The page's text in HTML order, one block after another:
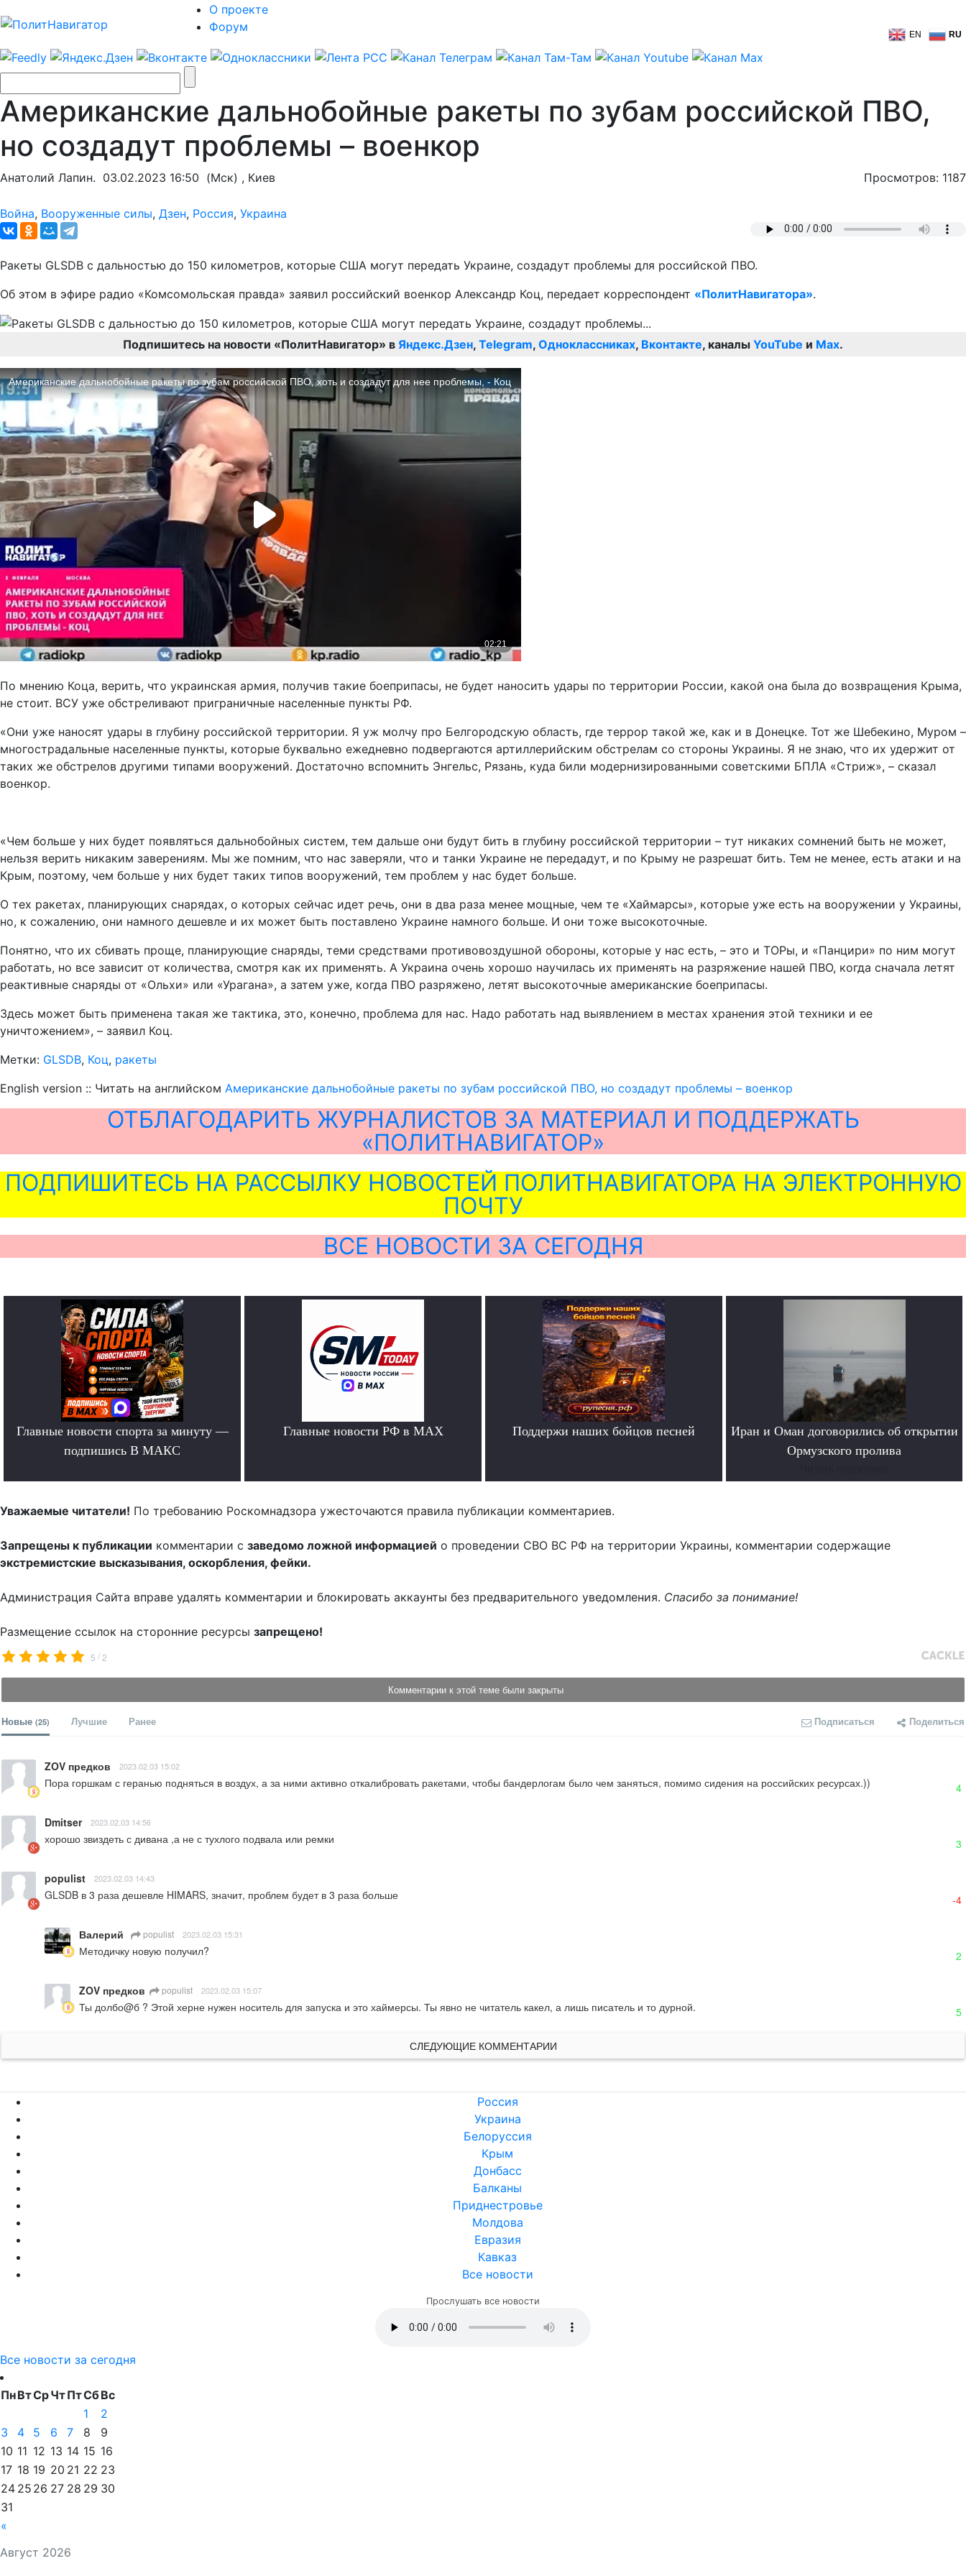
О проекте
Форум
EN RU
Американские дальнобойные ракеты по зубам российской ПВО,
но создадут проблемы – военкор
Анатолий Лапин. 03.02.2023 16:50 (Мск) , Киев Просмотров: 1187
Война, Вооруженные силы, Дзен, Россия, Украина
Ракеты GLSDB с дальностью до 150 километров, которые США могут передать Украине, создадут проблемы для российской ПВО.
Об этом в эфире радио «Комсомольская правда» заявил российский военкор Александр Коц, передает корреспондент «ПолитНавигатора».
Подпишитесь на новости «ПолитНавигатор» в Яндекс.Дзен, Telegram, Одноклассниках, Вконтакте, каналы YouTube и Max.
По мнению Коца, верить, что украинская армия, получив такие боеприпасы, не будет наносить удары по территории России, какой она была до возвращения Крыма,
не стоит. ВСУ уже обстреливают приграничные населенные пункты РФ.
«Они уже наносят удары в глубину российской территории. Я уж молчу про Белгородскую область, где террор такой же, как и в Донецке. Тот же Шебекино, Муром –
многострадальные населенные пункты, которые буквально ежедневно подвергаются артиллерийским обстрелам со стороны Украины. Я не знаю, что их удержит от
таких же обстрелов другими типами вооружений. Достаточно вспомнить Энгельс, Рязань, куда били модернизированными советскими БПЛА «Стриж», – сказал
военкор.
«Чем больше у них будет появляться дальнобойных систем, тем дальше они будут бить в глубину российской территории – тут никаких сомнений быть не может,
нельзя верить никаким заверениям. Мы же помним, что нас заверяли, что и танки Украине не передадут, и по Крыму не разрешат бить. Тем не менее, есть атаки и на
Крым, поэтому, чем больше у них будет таких типов вооружений, тем проблем у нас будет больше.
О тех ракетах, планирующих снарядах, о которых сейчас идет речь, они в два раза менее мощные, чем те «Хаймарсы», которые уже есть на вооружении у Украины,
но, к сожалению, они намного дешевле и их может быть поставлено Украине намного больше. И они тоже высокоточные.
Понятно, что их сбивать проще, планирующие снаряды, теми средствами противовоздушной обороны, которые у нас есть, – это и ТОРы, и «Панцири» по ним могут
работать, но все зависит от количества, смотря как их применять. А Украина очень хорошо научилась их применять на разряжение нашей ПВО, когда сначала летят
реактивные снаряды от «Ольхи» или «Урагана», а затем уже, когда ПВО разряжено, летят высокоточные американские боеприпасы.
Здесь может быть применена такая же тактика, это, конечно, проблема для нас. Надо работать над выявлением в местах хранения этой техники и ее
уничтожением», – заявил Коц.
Метки: GLSDB, Коц, ракеты
English version :: Читать на английском Американские дальнобойные ракеты по зубам российской ПВО, но создадут проблемы – военкор
ОТБЛАГОДАРИТЬ ЖУРНАЛИСТОВ ЗА МАТЕРИАЛ И ПОДДЕРЖАТЬ
«ПОЛИТНАВИГАТОР»
ПОДПИШИТЕСЬ НА РАССЫЛКУ НОВОСТЕЙ ПОЛИТНАВИГАТОРА НА ЭЛЕКТРОННУЮ
ПОЧТУ
ВСЕ НОВОСТИ ЗА СЕГОДНЯ
Главные новости спорта за минуту —
подпишись В МАКС
Главные новости РФ в MAX Поддержи наших бойцов песней
Иран и Оман договорились об открытии
Ормузского пролива
Уважаемые читатели! По требованию Роскомнадзора ужесточаются правила публикации комментариев.
Запрещены к публикации комментарии с заведомо ложной информацией о проведении СВО ВС РФ на территории Украины, комментарии содержащие
экстремистские высказывания, оскорбления, фейки.
Администрация Сайта вправе удалять комментарии и блокировать аккаунты без предварительного уведомления. Спасибо за понимание!
Размещение ссылок на сторонние ресурсы запрещено!
5 /2
Комментарии к этой теме были закрыты
Новые (25) Лучшие Ранее Подписаться Поделиться
ZOV предков 2023.02.03 15:02
Пора горшкам с геранью подняться в воздух, а за ними активно откалибровать ракетами, чтобы бандерлогам было чем заняться, помимо сидения на российских ресурсах.)) 4
Dmitser 2023.02.03 14:56
хорошо звиздеть с дивана ,а не с тухлого подвала или ремки 3
populist 2023.02.03 14:43
GLSDB в 3 раза дешевле HIMARS, значит, проблем будет в 3 раза больше -4
Валерий populist 2023.02.03 15:31
Методичку новую получил? 2
ZOV предков populist 2023.02.03 15:07
Ты долбо@б ? Этой херне нужен носитель для запуска и это хаймерсы. Ты явно не читатель какел, а лишь писатель и то дурной. 5
СЛЕДУЮЩИЕ КОММЕНТАРИИ
Россия
Украина
Белоруссия
Крым
Донбасс
Балканы
Приднестровье
Молдова
Евразия
Кавказ
Все новости
Прослушать все новости
Все новости за сегодня
Август 2026
ПнВтСрЧтПтСбВс
«
1
2
3
4 5 6 7 8
9
10 11 12 13 14 15 16
17 18 19 20 21 22 23
24 25 26 27 28 29 30
31